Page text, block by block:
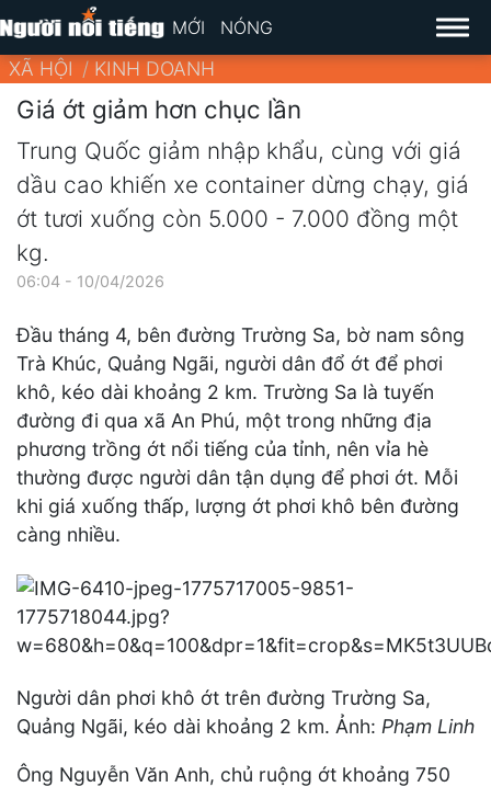
MỚI NÓNG
XÃ HỘI KINH DOANH
Giá ớt giảm hơn chục lần
Trung Quốc giảm nhập khẩu, cùng với giá
dầu cao khiến xe container dừng chạy, giá
ớt tươi xuống còn 5.000 - 7.000 đồng một
kg.
06:04 - 10/04/2026
Đầu tháng 4, bên đường Trường Sa, bờ nam sông
Trà Khúc, Quảng Ngãi, người dân đổ ớt để phơi
khô, kéo dài khoảng 2 km. Trường Sa là tuyến
đường đi qua xã An Phú, một trong những địa
phương trồng ớt nổi tiếng của tỉnh, nên vỉa hè
thường được người dân tận dụng để phơi ớt. Mỗi
khi giá xuống thấp, lượng ớt phơi khô bên đường
càng nhiều.
Người dân phơi khô ớt trên đường Trường Sa,
Quảng Ngãi, kéo dài khoảng 2 km. Ảnh: Phạm Linh
Ông Nguyễn Văn Anh, chủ ruộng ớt khoảng 750